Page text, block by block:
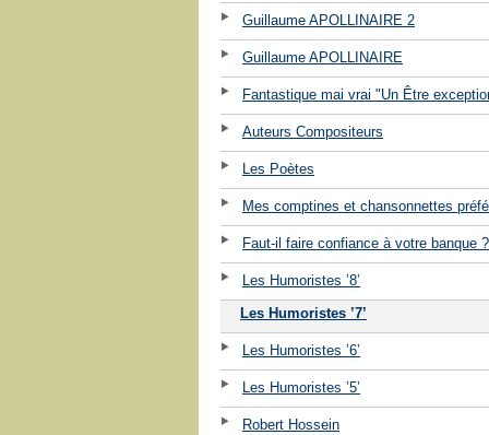
Guillaume APOLLINAIRE 2
Guillaume APOLLINAIRE
Fantastique mai vrai "Un Être
Auteurs Compositeurs
Les Poètes
Mes comptines et chansonnettes
Faut-il faire confiance à votre banque ?
Les Humoristes ’8’
Les Humoristes ’7’
Les Humoristes ’6’
Les Humoristes ’5’
Robert Hossein